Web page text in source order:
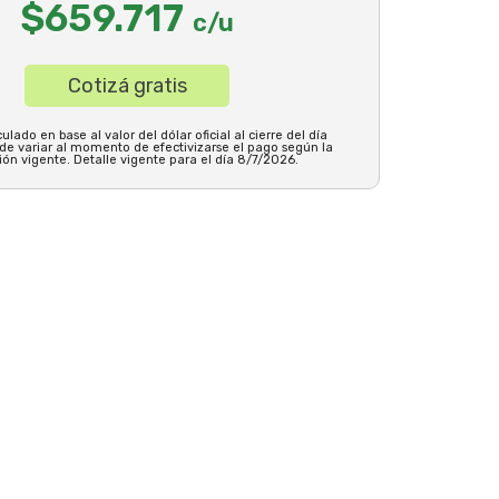
$659.717 c/u
Cotizá gratis
en base al valor del dólar oficial al cierre del día
variar al momento de efectivizarse el pago según la
vigente. Detalle vigente para el día 8/7/2026.